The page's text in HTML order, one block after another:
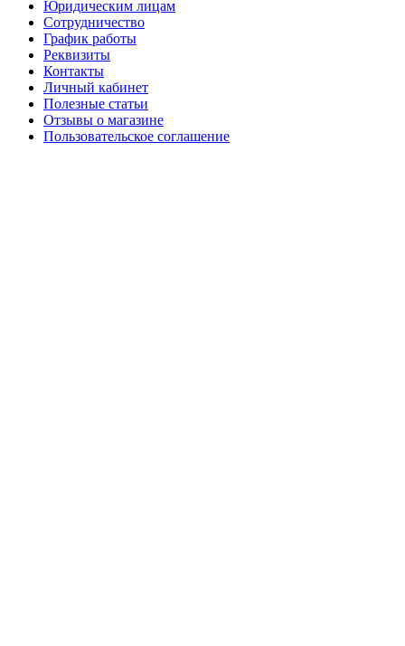
Юридическим лицам
Сотрудничество
График работы
Реквизиты
Контакты
Личный кабинет
Полезные статьи
Отзывы о магазине
Пользовательское соглашение